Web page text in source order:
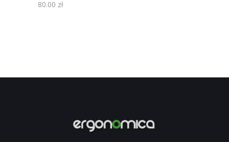
80.00 zł